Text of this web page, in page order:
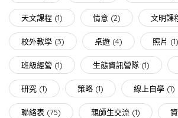
天文課程 (1) 情意 (2) 文明課
校外教學 (3) 桌遊 (4) 照片 (1)
班級經營 (1) 生態資訊營隊 (1)
研究 (1) 策略 (1) 線上自學 (1)
聯絡表 (75) 親師生交流 (1)